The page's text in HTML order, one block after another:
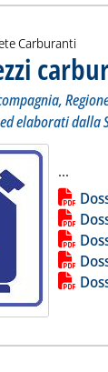
Carburanti
elaborati dalla
...
alla